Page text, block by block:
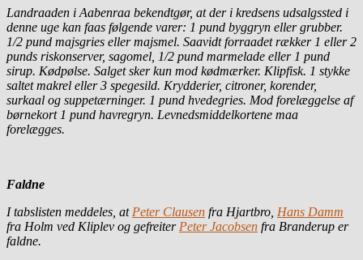
Landraaden i Aabenraa bekendtgør, at der i kredsens udsalgssted i
denne uge kan faas følgende varer: 1 pund byggryn eller grubber.
1/2 pund majsgries eller majsmel. Saavidt forraadet rækker 1 eller 2
punds riskonserver, sagomel, 1/2 pund marmelade eller 1 pund
sirup. Kødpølse. Salget sker kun mod kødmærker. Klipfisk. 1 stykke
saltet makrel eller 3 spegesild. Krydderier, citroner, korender,
surkaal og suppetærninger. 1 pund hvedegries. Mod forelæggelse af
børnekort 1 pund havregryn. Levnedsmiddelkortene maa
forelægges.
Faldne
I tabslisten meddeles, at Peter Clausen fra Hjartbro, Hans Damm
fra Holm ved Kliplev og gefreiter Peter Jacobsen fra Branderup er
faldne.